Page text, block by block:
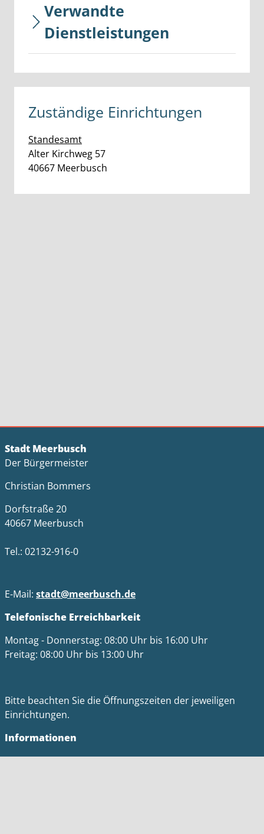
Verwandte
Dienstleistungen
Zuständige Einrichtungen
Standesamt
Straße:
Alter Kirchweg Hausnummer:
57
PLZ:
40667 Ort:
Meerbusch
Stadt Meerbusch
Der Bürgermeister
Christian Bommers
Dorfstraße 20
40667 Meerbusch
Tel.: 02132-916-0
E-Mail: stadt@meerbusch.de
Telefonische Erreichbarkeit
Montag - Donnerstag: 08:00 Uhr bis 16:00 Uhr
Freitag: 08:00 Uhr bis 13:00 Uhr
Bitte beachten Sie die Öffnungszeiten der jeweiligen
Einrichtungen.
Informationen
Impressum